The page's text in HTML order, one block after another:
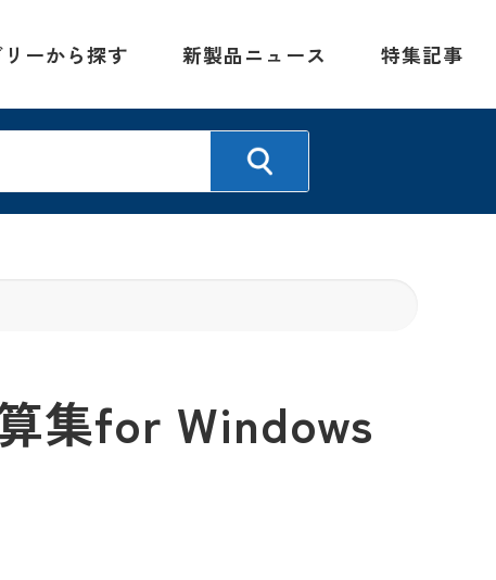
ーから探す 新製品ニュース 特集記事
集for Windows